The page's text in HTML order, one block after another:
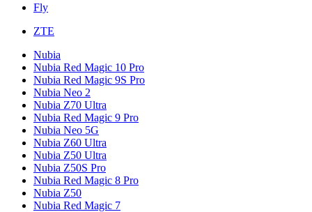
Fly
ZTE
Nubia
Nubia Red Magic 10 Pro
Nubia Red Magic 9S Pro
Nubia Neo 2
Nubia Z70 Ultra
Nubia Red Magic 9 Pro
Nubia Neo 5G
Nubia Z60 Ultra
Nubia Z50 Ultra
Nubia Z50S Pro
Nubia Red Magic 8 Pro
Nubia Z50
Nubia Red Magic 7